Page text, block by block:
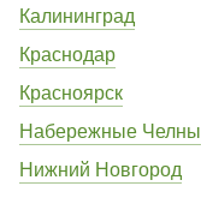
Калининград
Краснодар
Красноярск
Набережные Челны
Нижний Новгород